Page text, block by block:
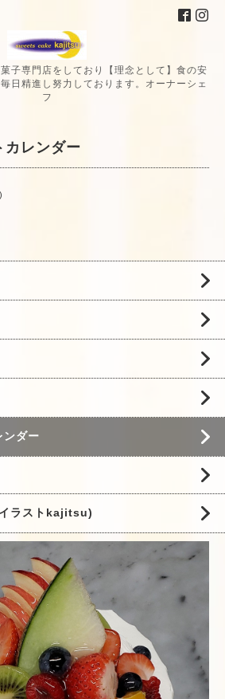
子専門店をしており【理念として】食の安
日精進し努力しております。オーナーシェ
フ
カレンダー
ンダー
ラストkajitsu)